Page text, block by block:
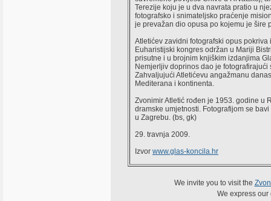
Terezije koju je u dva navrata pratio u
fotografsko i snimateljsko praćenje
je prevažan dio opusa po kojemu je šire
Atletićev zavidni fotografski opus
Euharistijski kongres održan u Mariji
prisutne i u brojnim knjiškim izdanjima
Nemjerljiv doprinos dao je
Zahvaljujući Atletićevu angažmanu
Mediterana i kontinenta.
Zvonimir Atletić rođen je 1953. godine u
dramske umjetnosti. Fotografijom se
u Zagrebu. (bs, gk)
29. travnja 2009.
Izvor www.glas-koncila.hr
We invite you to visit the
We express our